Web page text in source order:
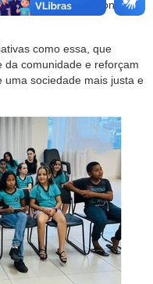
empatia, além de contribuir
como essa, que
da comunidade e reforçam
sociedade mais justa e